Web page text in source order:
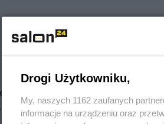
wpisu. Mianowicie reakcja
a w gruncie rzeczy nie
Drogi Użytkowniku,
My, naszych 1162 zaufanych
informacje na urządzeniu oraz